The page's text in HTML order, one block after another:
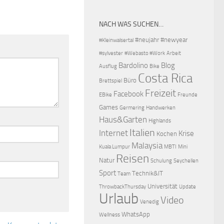
NACH WAS SUCHEN…
#Kleinwalsertal #neujahr #newyear
#sylvester #Webasto #Work Arbeit
Ausflug Bardolino Bike Blog
Brettspiel Büro Costa Rica
EBike Facebook Freizeit Freunde
Games Germering Handwerken
Haus&Garten Highlands
Internet Italien Kochen Krise
Kuala Lumpur Malaysia MBTI Mini
Natur Reisen Schulung Seychellen
Sport Team Technik&IT
ThrowbackThursday Universität Update
Urlaub Venedig Video
Wellness WhatsApp